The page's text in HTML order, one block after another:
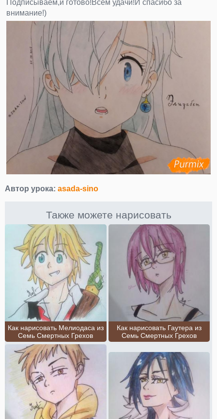
Подписываем,и готово!Всем удачи!И спасибо за
внимание!)
Автор урока: asada-sino
Также можете нарисовать
Как нарисовать Мелиодаса из
Семь Смертных Грехов
Как нарисовать Гаутера из
Семь Смертных Грехов